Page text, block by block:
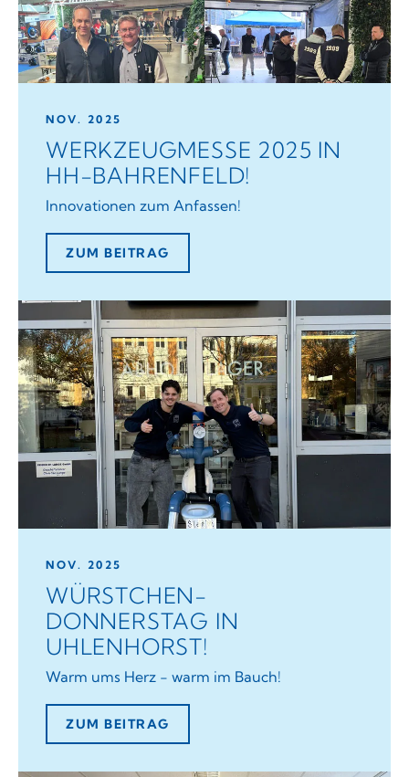
NOV. 2025
WERKZEUGMESSE 2025 IN
HH-BAHRENFELD!
Innovationen zum Anfassen!
ZUM BEITRAG
NOV. 2025
WÜRSTCHEN-
DONNERSTAG IN
UHLENHORST!
Warm ums Herz - warm im Bauch!
ZUM BEITRAG